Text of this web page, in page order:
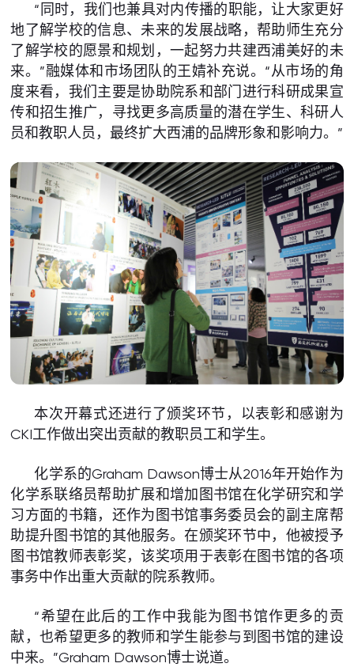
“同时，我们也兼具对内传播的职能，让大家更好
地了解学校的信息、未来的发展战略，帮助师生充分
了解学校的愿景和规划，一起努力共建西浦美好的未
来。”融媒体和市场团队的王婧补充说。“从市场的角
度来看，我们主要是协助院系和部门进行科研成果宣
传和招生推广，寻找更多高质量的潜在学生、科研人
员和教职人员，最终扩大西浦的品牌形象和影响力。”
本次开幕式还进行了颁奖环节，以表彰和感谢为
CKI工作做出突出贡献的教职员工和学生。
化学系的Graham Dawson博士从2016年开始作为
化学系联络员帮助扩展和增加图书馆在化学研究和学
习方面的书籍，还作为图书馆事务委员会的副主席帮
助提升图书馆的其他服务。在颁奖环节中，他被授予
图书馆教师表彰奖，该奖项用于表彰在图书馆的各项
事务中作出重大贡献的院系教师。
“希望在此后的工作中我能为图书馆作更多的贡
献，也希望更多的教师和学生能参与到图书馆的建设
中来。”Graham Dawson博士说道。